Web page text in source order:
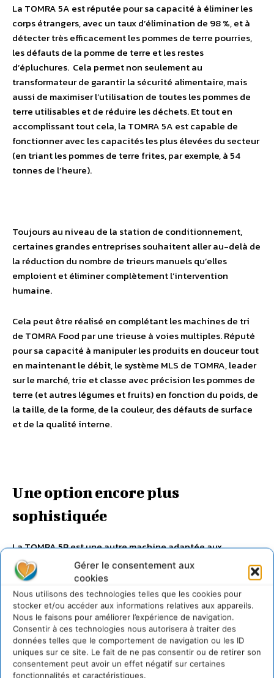
Gérer le consentement aux
cookies
Nous utilisons des technologies telles que les cookies pour
stocker et/ou accéder aux informations relatives aux appareils.
Nous le faisons pour améliorer l’expérience de navigation.
Consentir à ces technologies nous autorisera à traiter des
données telles que le comportement de navigation ou les ID
uniques sur ce site. Le fait de ne pas consentir ou de retirer son
consentement peut avoir un effet négatif sur certaines
fonctionnalités et caractéristiques.
La TOMRA 5A est réputée pour sa capacité à éliminer les
corps étrangers, avec un taux d’élimination de 98 %, et à
détecter très efficacement les pommes de terre pourries,
les défauts de la pomme de terre et les restes
d’épluchures. Cela permet non seulement au
transformateur de garantir la sécurité alimentaire, mais
aussi de maximiser l’utilisation de toutes les pommes de
terre utilisables et de réduire les déchets. Et tout en
accomplissant tout cela, la TOMRA 5A est capable de
fonctionner avec les capacités les plus élevées du secteur
(en triant les pommes de terre frites, par exemple, à 54
tonnes de l’heure).
Toujours au niveau de la station de conditionnement,
certaines grandes entreprises souhaitent aller au-delà de
la réduction du nombre de trieurs manuels qu’elles
emploient et éliminer complètement l’intervention
humaine.
Cela peut être réalisé en complétant les machines de tri
de TOMRA Food par une trieuse à voies multiples. Réputé
pour sa capacité à manipuler les produits en douceur tout
en maintenant le débit, le système MLS de TOMRA, leader
sur le marché, trie et classe avec précision les pommes de
terre (et autres légumes et fruits) en fonction du poids, de
la taille, de la forme, de la couleur, des défauts de surface
et de la qualité interne.
Une option encore plus
sophistiquée
La TOMRA 5B est une autre machine adaptée aux
transformateurs de pommes de terre. Lorsque les produits
passent sur le tapis de cette machine, les matières
étrangères et les imperfections du produit sont détectées
par des caméras à 360 degrés placées sur le tapis, un laser
et des caméras hors du tapis. La combinaison de ces
technologies porte le tri optique à un niveau encore plus
élevé.